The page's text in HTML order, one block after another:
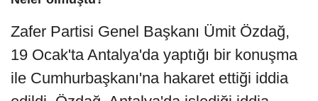
Zafer Partisi Genel Başkanı Ümit Özdağ,
19 Ocak'ta Antalya'da yaptığı bir konuşma
ile Cumhurbaşkanı'na hakaret ettiği iddia